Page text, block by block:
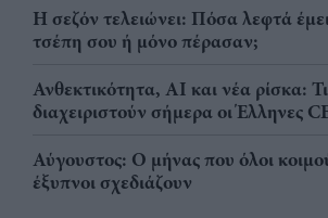
Η σεζόν τελειώνει: Πόσα λεφτά
τσέπη σου ή μόνο πέρασαν;
Ανθεκτικότητα, AI και νέα ρίσκα:
διαχειριστούν σήμερα οι Έλληνες
Αύγουστος: Ο μήνας που όλοι
έξυπνοι σχεδιάζουν